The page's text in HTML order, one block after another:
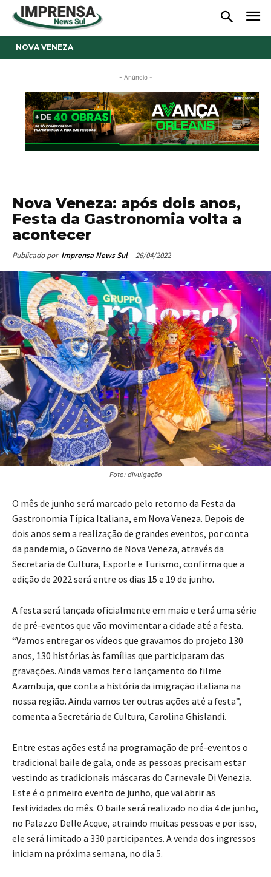
NOVA VENEZA
- Anúncio -
Nova Veneza: após dois anos,
Festa da Gastronomia volta a
acontecer
Publicado por Imprensa News Sul 26/04/2022
Foto: divulgação
O mês de junho será marcado pelo retorno da Festa da
Gastronomia Típica Italiana, em Nova Veneza. Depois de
dois anos sem a realização de grandes eventos, por conta
da pandemia, o Governo de Nova Veneza, através da
Secretaria de Cultura, Esporte e Turismo, confirma que a
edição de 2022 será entre os dias 15 e 19 de junho.
A festa será lançada oficialmente em maio e terá uma série
de pré-eventos que vão movimentar a cidade até a festa.
“Vamos entregar os vídeos que gravamos do projeto 130
anos, 130 histórias às famílias que participaram das
gravações. Ainda vamos ter o lançamento do filme
Azambuja, que conta a história da imigração italiana na
nossa região. Ainda vamos ter outras ações até a festa”,
comenta a Secretária de Cultura, Carolina Ghislandi.
Entre estas ações está na programação de pré-eventos o
tradicional baile de gala, onde as pessoas precisam estar
vestindo as tradicionais máscaras do Carnevale Di Venezia.
Este é o primeiro evento de junho, que vai abrir as
festividades do mês. O baile será realizado no dia 4 de junho,
no Palazzo Delle Acque, atraindo muitas pessoas e por isso,
ele será limitado a 330 participantes. A venda dos ingressos
iniciam na próxima semana, no dia 5.